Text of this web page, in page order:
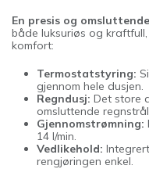
En presis og
både luksuriøs og
komfort:
Termostatstyring:
gjennom hele dusjen.
Regndusj: Det store
omsluttende
Gjennomstrømning:
14 l/min.
Vedlikehold: Integrert
rengjøringen enkel.